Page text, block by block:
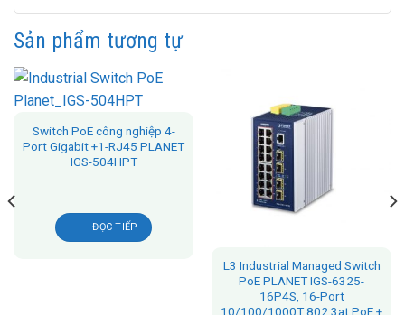
Sản phẩm tương tự
Switch PoE công nghiệp 4-
Port Gigabit +1-RJ45 PLANET
IGS-504HPT
ĐỌC TIẾP
L3 Industrial Managed Switch
PoE PLANET IGS-6325-
16P4S, 16-Port
10/100/1000T 802.3at PoE +